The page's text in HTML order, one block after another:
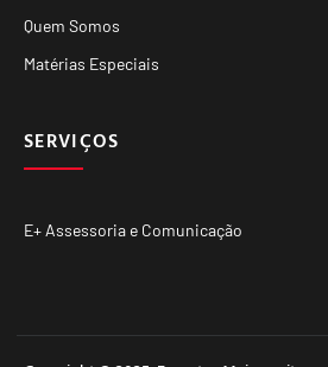
Quem Somos
Matérias Especiais
SERVIÇOS
E+ Assessoria e Comunicação